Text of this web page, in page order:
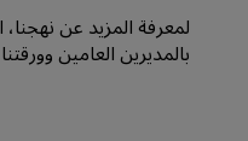
لمعرفة المزيد عن
بالمديرين العامين